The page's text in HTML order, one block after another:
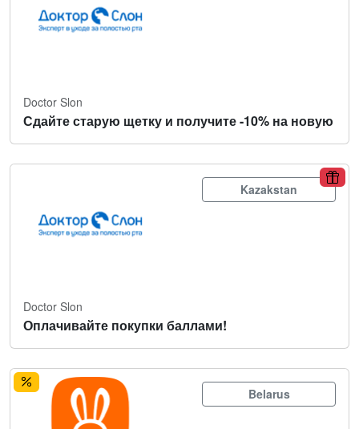
Doctor Slon
Сдайте старую щетку и получите -10% на новую
Kazakstan
Doctor Slon
Оплачивайте покупки баллами!
Belarus